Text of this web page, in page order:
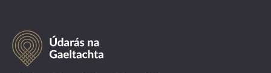
Údarás
na
Gaeltachta